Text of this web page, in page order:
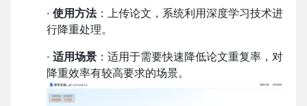
· 使用方法：上传论文，系统利用深度学习技术进
行降重处理。
· 适用场景 ：适用于需要快速降低论文重复率，对
降重效率有较高要求的场景。